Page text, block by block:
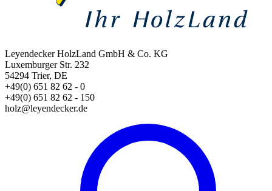
Leyendecker HolzLand GmbH & Co. KG
Luxemburger Str. 232
54294 Trier, DE
+49(0) 651 82 62 - 0
+49(0) 651 82 62 - 150
holz@leyendecker.de